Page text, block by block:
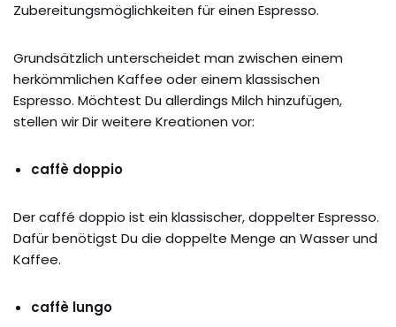
Zubereitungsmöglichkeiten für einen Espresso.
Grundsätzlich unterscheidet man zwischen einem
herkömmlichen Kaffee oder einem klassischen
Espresso. Möchtest Du allerdings Milch hinzufügen,
stellen wir Dir weitere Kreationen vor:
caffè doppio
Der caffé doppio ist ein klassischer, doppelter Espresso.
Dafür benötigst Du die doppelte Menge an Wasser und
Kaffee.
caffè lungo